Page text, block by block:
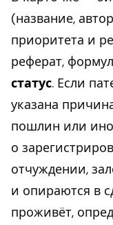
(название,
приоритета и
реферат,
статус. Если
указана
пошлин или
о
отчуждении,
и опираются в
проживёт,